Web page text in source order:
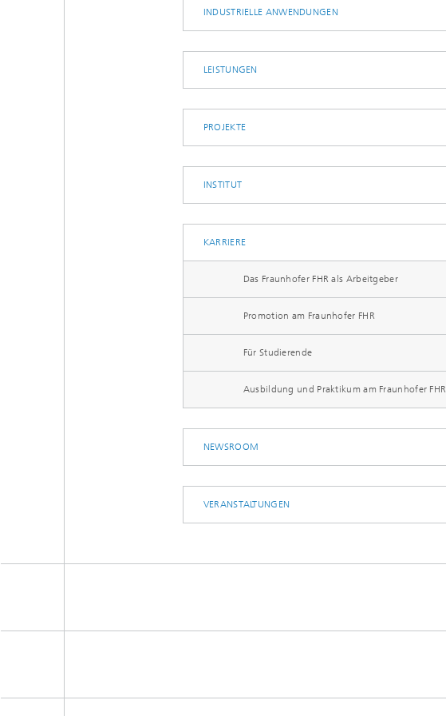
INDUSTRIELLE ANWENDUNGEN
LEISTUNGEN
PROJEKTE
INSTITUT
KARRIERE
Das Fraunhofer FHR als Arbeitgeber
Promotion am Fraunhofer FHR
Für Studierende
Ausbildung und Praktikum am Fraunhofer FHR
NEWSROOM
VERANSTALTUNGEN